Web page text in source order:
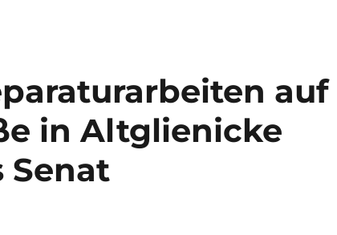
auf
in Altglienicke
Senat